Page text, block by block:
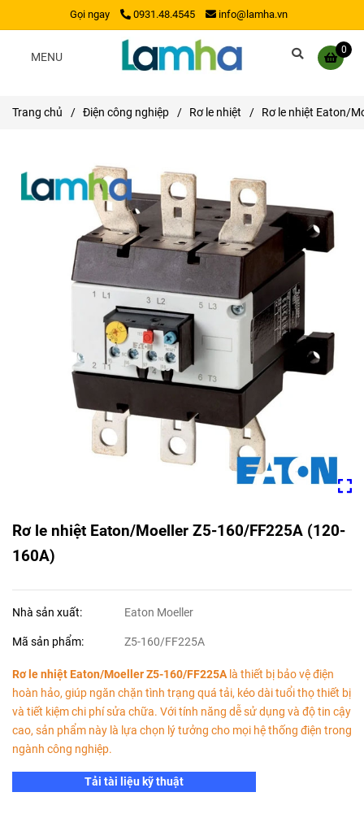
Gọi ngay 0931.48.4545 info@lamha.vn
0
MENU
Trang chủ / Điện công nghiệp / Rơ le nhiệt / Rơ le nhiệt Eaton/
Rơ le nhiệt Eaton/Moeller Z5-160/FF225A (120-
160A)
Nhà sản xuất: Eaton Moeller
Mã sản phẩm: Z5-160/FF225A
Rơ le nhiệt Eaton/Moeller Z5-160/FF225A là thiết bị bảo vệ điện
hoàn hảo, giúp ngăn chặn tình trạng quá tải, kéo dài tuổi thọ thiết bị
và tiết kiệm chi phí sửa chữa. Với tính năng dễ sử dụng và độ tin cậy
cao, sản phẩm này là lựa chọn lý tưởng cho mọi hệ thống điện trong
ngành công nghiệp.
Tải tài liệu kỹ thuật